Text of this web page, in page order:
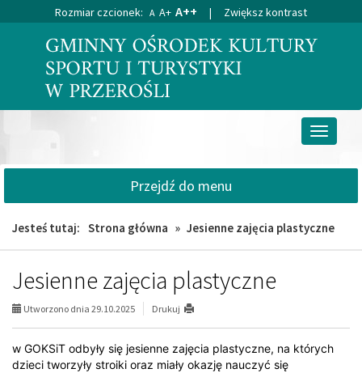
wyszukiwarki
Rozmiar czcionek: A A+ A++ | Zwiększ kontrast
Przełącz
Przejdź do menu
Jesteś tutaj: Strona główna » Jesienne zajęcia plastyczne
Jesienne zajęcia plastyczne
Utworzono dnia 29.10.2025 Drukuj
w GOKSiT odbyły się jesienne zajęcia plastyczne, na których
dzieci tworzyły stroiki oraz miały okazję nauczyć się